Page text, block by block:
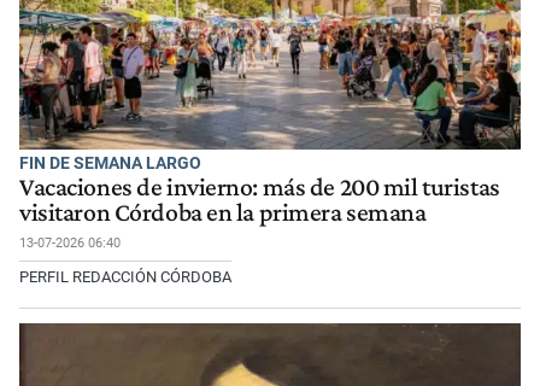
FIN DE SEMANA LARGO
Vacaciones de invierno: más de 200 mil turistas
visitaron Córdoba en la primera semana
13-07-2026 06:40
PERFIL REDACCIÓN CÓRDOBA